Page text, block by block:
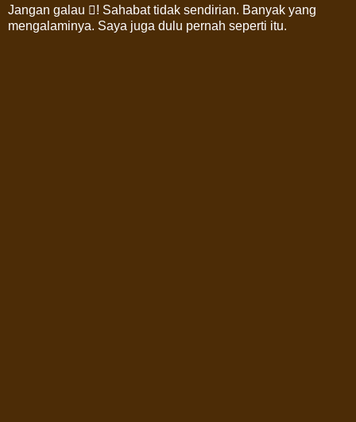
Jangan galau ! Sahabat tidak sendirian. Banyak yang
mengalaminya. Saya juga dulu pernah seperti itu.